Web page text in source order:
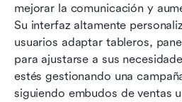
mejorar la comunicación y
Su interfaz altamente
usuarios adaptar tableros,
para ajustarse a sus
estés gestionando una
siguiendo embudos de ventas